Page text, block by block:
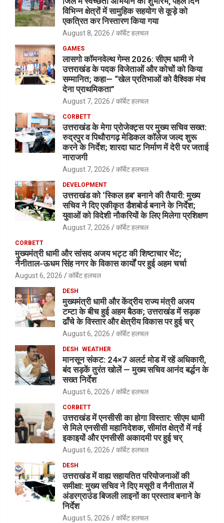
विभिन्न क्षेत्रों में सामुहिक सहयोग से कूड़े को
एकत्रित कर निस्तारण किया गया
August 8, 2026 कॉर्बेट हलचल
GAMES
लासगो कॉमनवेल्थ गेम्स 2026: सीएम धामी ने
उत्तराखंड के पदक विजेताओं और कोचों को किया
सम्मानित; कहा— “खेल प्रतिभाओं को वैश्विक मंच
देना प्राथमिकता”
August 7, 2026 कॉर्बेट हलचल
CORBETT
उत्तराखंड के मेगा प्रोजेक्ट्स पर मुख्य सचिव सख्त:
रुद्रपुर व पिथौरागढ़ मेडिकल कॉलेज जल्द शुरू
करने के निर्देश; शारदा घाट निर्माण में देरी पर जताई
नाराजगी
August 7, 2026 कॉर्बेट हलचल
DEVELOPMENT
उत्तराखंड को ‘स्किल हब’ बनाने की तैयारी: मुख्य
सचिव ने दिए एकीकृत डैशबोर्ड बनाने के निर्देश;
युवाओं को विदेशी नौकरियों के लिए मिलेगा प्रशिक्षण
August 7, 2026 कॉर्बेट हलचल
CORBETT
मुख्यमंत्री धामी और सांसद अजय भट्ट की शिष्टाचार भेंट;
नैनीताल-ऊधम सिंह नगर के विकास कार्यों पर हुई अहम चर्चा
August 6, 2026 कॉर्बेट हलचल
DESH
मुख्यमंत्री धामी और केंद्रीय राज्य मंत्री अजय
टम्टा के बीच हुई अहम बैठक; उत्तराखंड में सड़क
ढाँचे के विस्तार और क्षेत्रीय विकास पर हुई चर्
August 6, 2026 कॉर्बेट हलचल
DESH WEATHER
मानसून संकट: 24×7 अलर्ट मोड में रहें अधिकारी,
बंद सड़कें तुरंत खोलें — मुख्य सचिव आनंद बर्द्धन के
सख्त निर्देश
August 6, 2026 कॉर्बेट हलचल
CORBETT
उत्तराखंड में एनसीसी का होगा विस्तार: सीएम धामी
से मिले एनसीसी महानिदेशक, सीमांत क्षेत्रों में नई
इकाइयों और एनसीसी अकादमी पर हुई चर्
August 6, 2026 कॉर्बेट हलचल
DESH
उत्तराखंड में वाह्य सहायतित परियोजनाओं की
समीक्षा: मुख्य सचिव ने दिए मसूरी व नैनीताल में
अंडरग्राउंड बिजली लाइनों का प्रस्ताव बनाने के
निर्देश
August 5, 2026 कॉर्बेट हलचल